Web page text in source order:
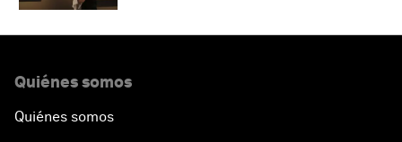
Quiénes somos
Quiénes somos